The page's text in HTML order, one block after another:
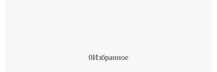
0Избранное